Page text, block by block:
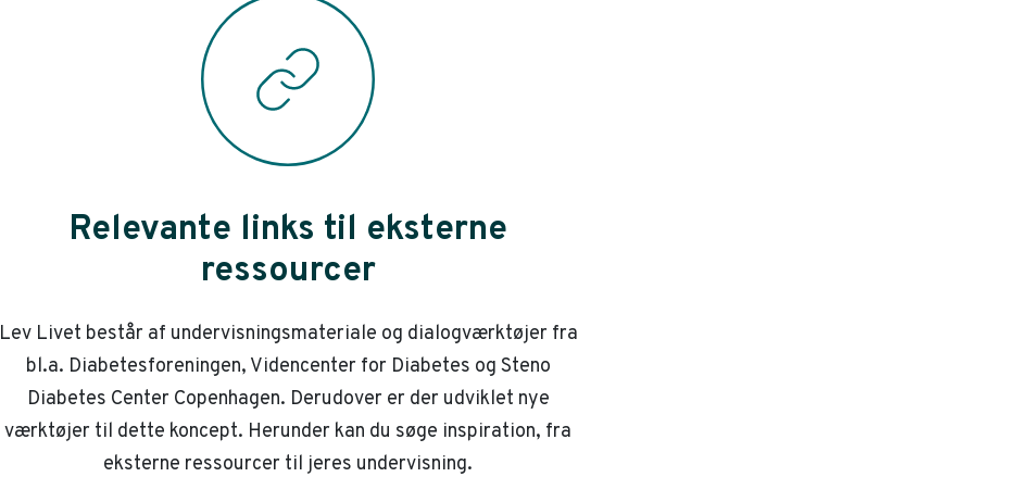
Relevante links til eksterne
ressourcer
Lev Livet består af undervisningsmateriale og dialogværktøjer fra
bl.a. Diabetesforeningen, Videncenter for Diabetes og Steno
Diabetes Center Copenhagen. Derudover er der udviklet nye
værktøjer til dette koncept. Herunder kan du søge inspiration, fra
eksterne ressourcer til jeres undervisning.